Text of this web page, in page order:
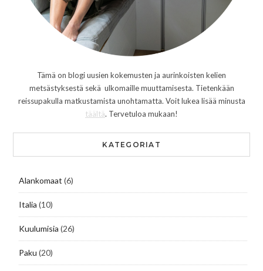
Tämä on blogi uusien kokemusten ja aurinkoisten kelien
metsästyksestä sekä ulkomaille muuttamisesta. Tietenkään
reissupakulla matkustamista unohtamatta. Voit lukea lisää minusta
täältä. Tervetuloa mukaan!
KATEGORIAT
Alankomaat (6)
Italia (10)
Kuulumisia (26)
Paku (20)